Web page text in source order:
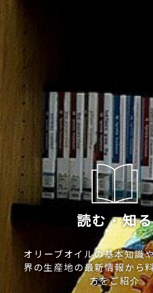
読む・知る
オリーブオイルの基本知識
界の生産地の最新情報から
方をご紹介